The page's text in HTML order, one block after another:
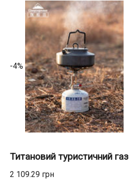
-4%
Титановий туристичний
2 109.29 грн